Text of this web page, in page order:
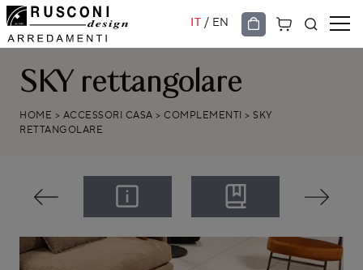
IT / EN
SKY rettangolare
HOME > ACCESSORI CASA > COMPLEMENTI > SKY
RETTANGOLARE